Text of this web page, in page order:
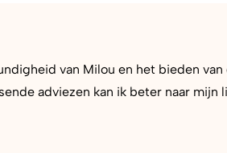
van Milou en het bieden
adviezen kan ik beter naar mijn